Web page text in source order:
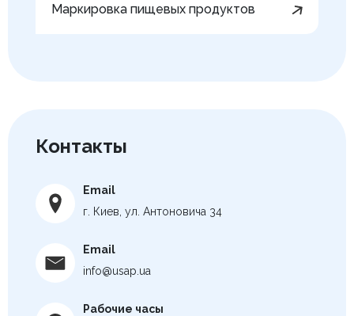
Маркировка пищевых продуктов
Контакты
Email
г. Киев, ул. Антоновича 34
Email
info@usap.ua
Рабочие часы